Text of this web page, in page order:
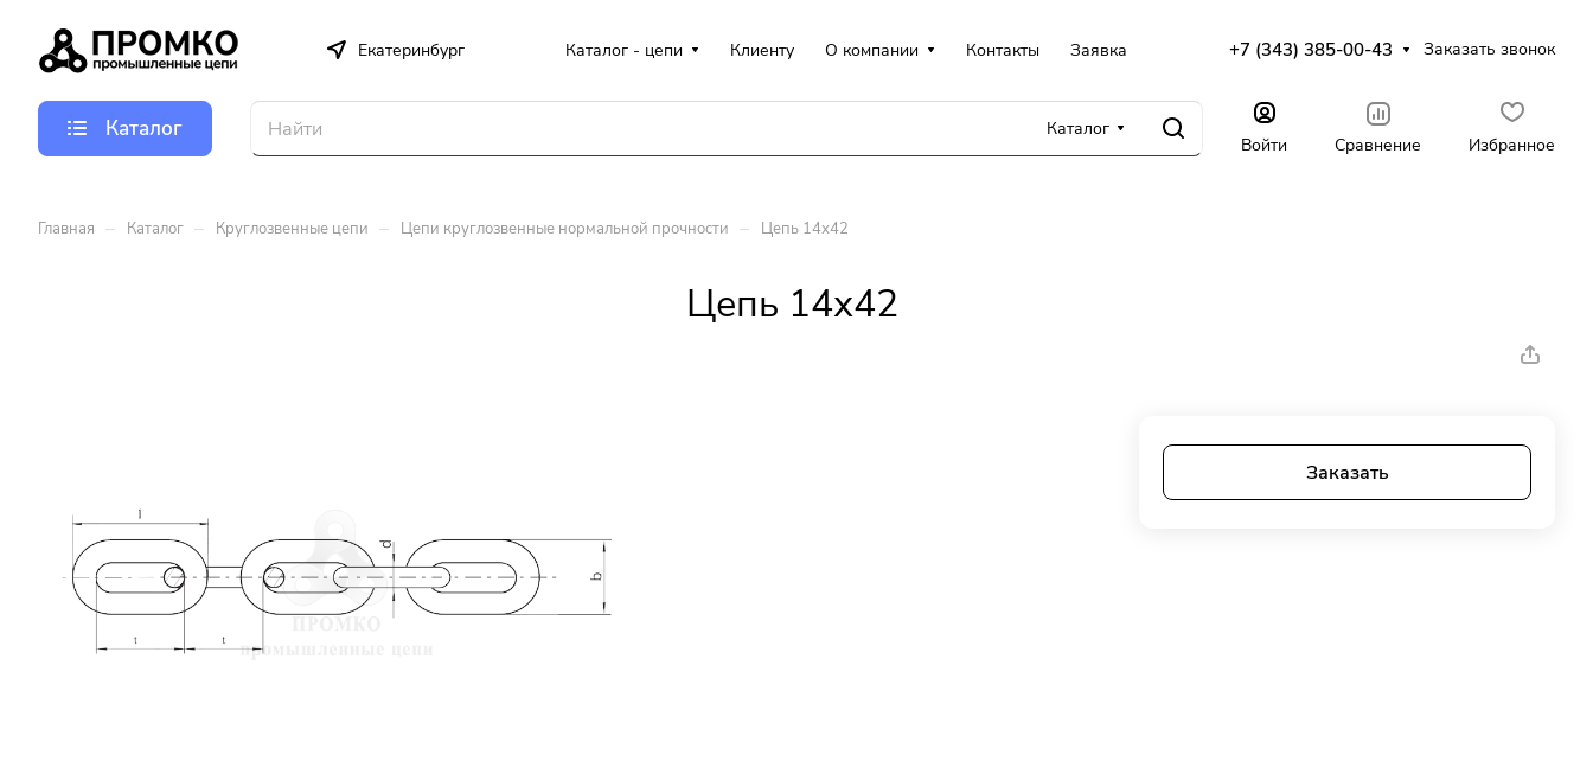
Екатеринбург Каталог - цепи Клиенту О компании Контакты Заявка +7 (343) 385-00-43 Заказать звонок
Каталог Каталог
Войти Сравнение Избранное
Главная – Каталог – Круглозвенные цепи – Цепи круглозвенные нормальной прочности – Цепь 14х42
Цепь 14х42
Заказать